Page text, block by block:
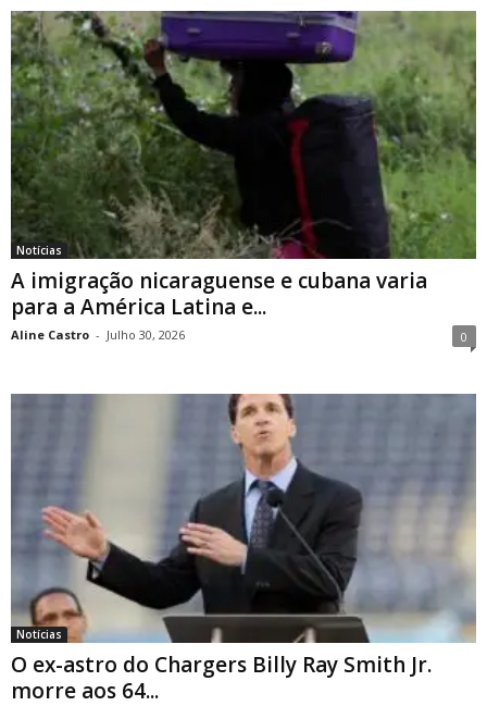
Notícias
A imigração nicaraguense e cubana varia
para a América Latina e...
Aline Castro - Julho 30, 2026 0
Notícias
O ex-astro do Chargers Billy Ray Smith Jr.
morre aos 64...